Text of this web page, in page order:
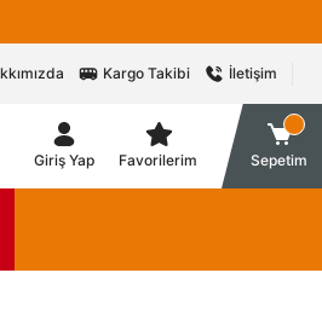
Kargo Takibi İletişim
Giriş Yap Favorilerim Sepetim